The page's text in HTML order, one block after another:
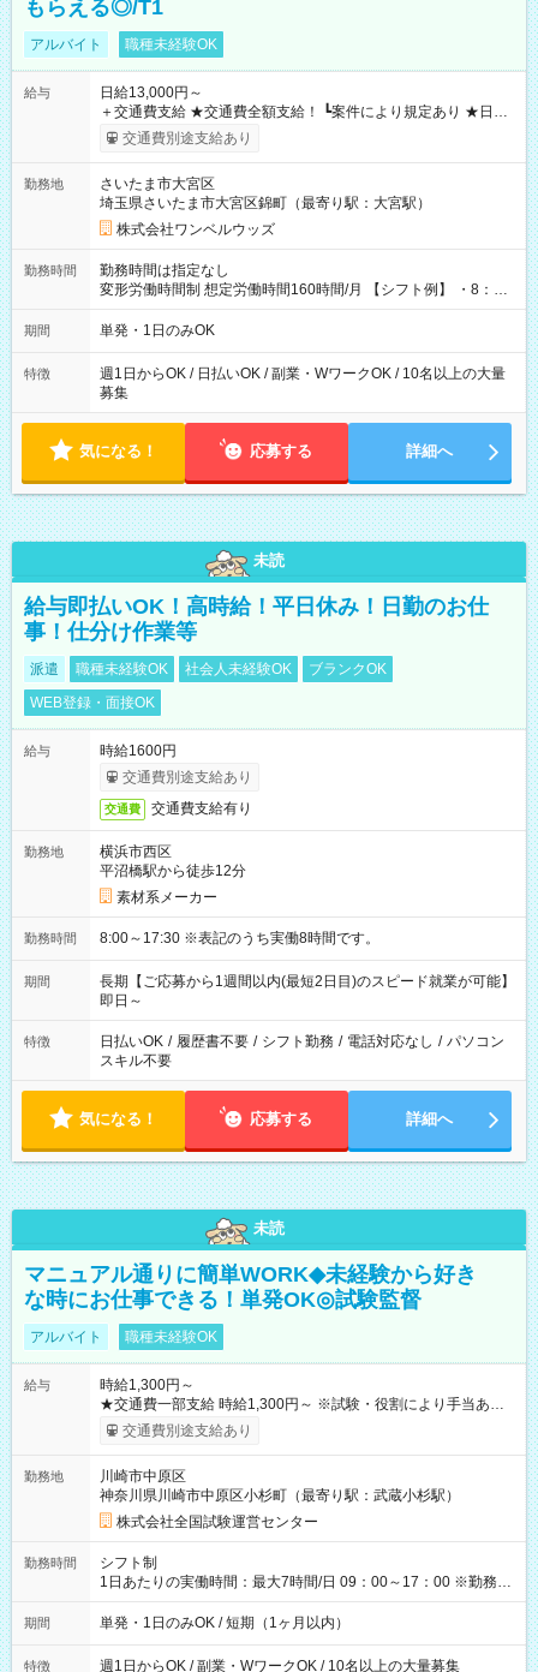
もらえる◎/T1
アルバイト 職種未経験OK
給与
日給13,000円～
＋交通費支給 ★交通費全額支給！ ┗案件により規定あり ★日払
いOK！（規定あり） ┗働いたその日に現金GET♪ お仕事後はコ
ンビニATMから 日払い分を引き落とせます！ 【試用期間】試
交通費別途支給あり
勤務地
さいたま市大宮区
埼玉県さいたま市大宮区錦町（最寄り駅：大宮駅）
株式会社ワンベルウッズ
勤務時間
勤務時間は指定なし
変形労働時間制 想定労働時間160時間/月 【シフト例】 ・8：00
～21：00
期間 単発・1日のみOK
特徴
週1日からOK / 日払いOK / 副業・WワークOK / 10名以上の大量
募集
気になる！ 応募する 詳細へ
未読
給与即払いOK！高時給！平日休み！日勤のお仕
事！仕分け作業等
派遣 職種未経験OK 社会人未経験OK
ブランクOK
WEB登録・面接OK
給与
時給1600円
交通費別途支給あり
交通費 交通費支給有り
勤務地
横浜市西区
平沼橋駅から徒歩12分
素材系メーカー
勤務時間 8:00～17:30 ※表記のうち実働8時間です。
期間
長期【ご応募から1週間以内(最短2日目)のスピード就業が可能】
即日～
特徴 日払いOK / 履歴書不要 / シフト勤務 / 電話対応なし / パソコン
スキル不要
気になる！ 応募する 詳細へ
未読
マニュアル通りに簡単WORK◆未経験から好き
な時にお仕事できる！単発OK◎試験監督
アルバイト 職種未経験OK
給与
時給1,300円～
★交通費一部支給 時給1,300円～ ※試験・役割により手当あり
※勤務回数により昇給あり 【即給（前払い）オプションあ
り！】 希望される場合、勤務から1週間ほどで給与の一部を受け
例】 ・河合塾模擬試験 8:30～17:30（休憩1時間） 時給1,300円
×8時間＝日収10,400円＋交通費 ※当日の役割により時給＋100
円の場合あり ・国家試験 7:00～13:30（休憩なし） 時給1,300
円（役割手当＋100円）×6時間＝日収8,400円＋交通費 【試用期
間】試用期間なし
交通費別途支給あり
勤務地
川崎市中原区
神奈川県川崎市中原区小杉町（最寄り駅：武蔵小杉駅）
株式会社全国試験運営センター
勤務時間
シフト制
1日あたりの実働時間：最大7時間/日 09：00～17：00 ※勤務時
間は 試験により異なります。
期間 単発・1日のみOK / 短期（1ヶ月以内）
特徴 週1日からOK / 副業・WワークOK / 10名以上の大量募集